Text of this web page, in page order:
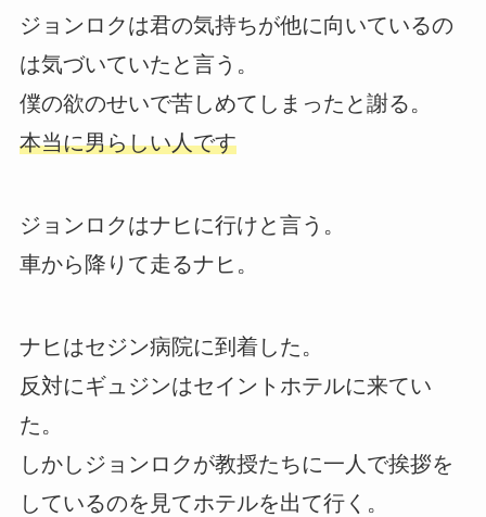
ジョンロクは君の気持ちが他に向いているの
は気づいていたと言う。
僕の欲のせいで苦しめてしまったと謝る。
本当に男らしい人です
ジョンロクはナヒに行けと言う。
車から降りて走るナヒ。
ナヒはセジン病院に到着した。
反対にギュジンはセイントホテルに来てい
た。
しかしジョンロクが教授たちに一人で挨拶を
しているのを見てホテルを出て行く。